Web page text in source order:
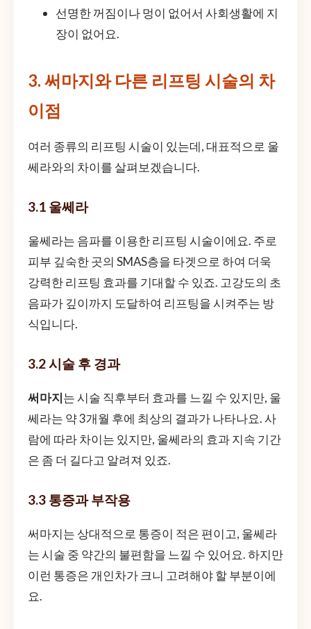
선명한 꺼짐이나 멍이 없어서 사회생활에 지
장이 없어요.
3. 써마지와 다른 리프팅 시술의 차
이점
여러 종류의 리프팅 시술이 있는데, 대표적으로 울
쎄라와의 차이를 살펴보겠습니다.
3.1 울쎄라
울쎄라는 음파를 이용한 리프팅 시술이에요. 주로
피부 깊숙한 곳의 SMAS층을 타겟으로 하여 더욱
강력한 리프팅 효과를 기대할 수 있죠. 고강도의 초
음파가 깊이까지 도달하여 리프팅을 시켜주는 방
식입니다.
3.2 시술 후 경과
써마지는 시술 직후부터 효과를 느낄 수 있지만, 울
쎄라는 약 3개월 후에 최상의 결과가 나타나요. 사
람에 따라 차이는 있지만, 울쎄라의 효과 지속 기간
은 좀 더 길다고 알려져 있죠.
3.3 통증과 부작용
써마지는 상대적으로 통증이 적은 편이고, 울쎄라
는 시술 중 약간의 불편함을 느낄 수 있어요. 하지만
이런 통증은 개인차가 크니 고려해야 할 부분이에
요.